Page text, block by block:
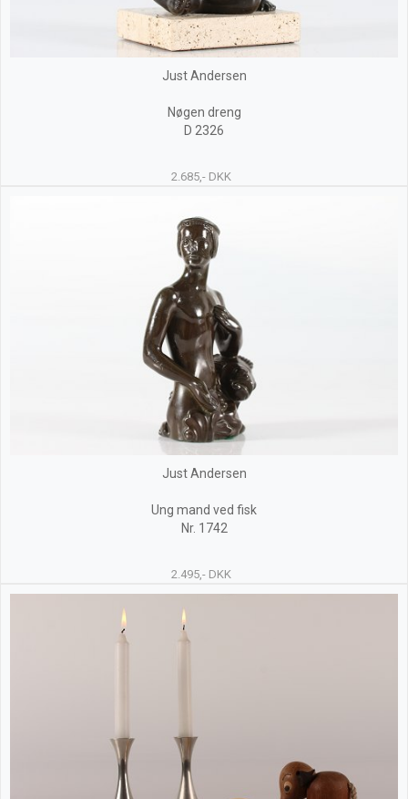
Just Andersen
Nøgen dreng
D 2326
2.685,- DKK
Just Andersen
Ung mand ved fisk
Nr. 1742
2.495,- DKK